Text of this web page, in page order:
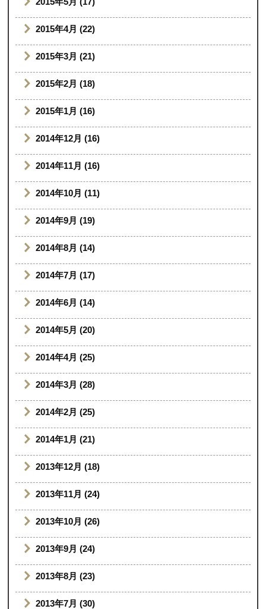
2015年4月 (22)
2015年3月 (21)
2015年2月 (18)
2015年1月 (16)
2014年12月 (16)
2014年11月 (16)
2014年10月 (11)
2014年9月 (19)
2014年8月 (14)
2014年7月 (17)
2014年6月 (14)
2014年5月 (20)
2014年4月 (25)
2014年3月 (28)
2014年2月 (25)
2014年1月 (21)
2013年12月 (18)
2013年11月 (24)
2013年10月 (26)
2013年9月 (24)
2013年8月 (23)
2013年7月 (30)